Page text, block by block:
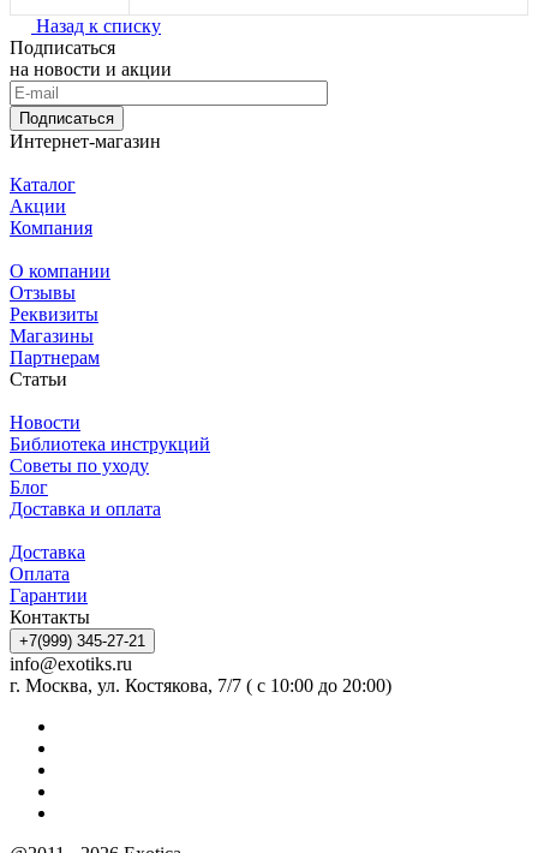
Назад к списку
Подписаться
на новости и акции
Подписаться
Интернет-магазин
Каталог
Акции
Компания
О компании
Отзывы
Реквизиты
Магазины
Партнерам
Статьи
Новости
Библиотека инструкций
Советы по уходу
Блог
Доставка и оплата
Доставка
Оплата
Гарантии
Контакты
+7(999) 345-27-21
info@exotiks.ru
г. Москва, ул. Костякова, 7/7 ( с 10:00 до 20:00)